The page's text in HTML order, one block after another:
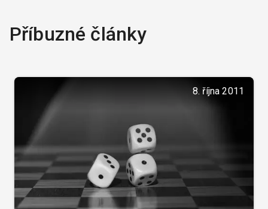
Příbuzné články
8. října 2011